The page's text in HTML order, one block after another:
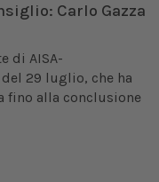
Carlo Gazza
di AISA-
29 luglio, che ha
fino alla conclusione